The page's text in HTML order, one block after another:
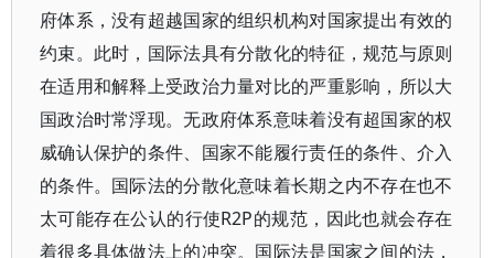
府体系，没有超越国家的组织机构对国家提出有效的
约束。此时，国际法具有分散化的特征，规范与原则
在适用和解释上受政治力量对比的严重影响，所以大
国政治时常浮现。无政府体系意味着没有超国家的权
威确认保护的条件、国家不能履行责任的条件、介入
的条件。国际法的分散化意味着长期之内不存在也不
太可能存在公认的行使R2P的规范，因此也就会存在
着很多具体做法上的冲突。国际法是国家之间的法，